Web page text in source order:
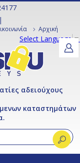
Αρχική
Select Language▼
αδειούχους
καταστημάτων